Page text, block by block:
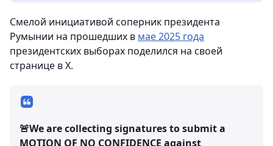
Смелой инициативой соперник президента
Румынии на прошедших в мае 2025 года
президентских выборах поделился на своей
странице в Х.
🚨We are collecting signatures to submit a
MOTION OF NO CONFIDENCE against